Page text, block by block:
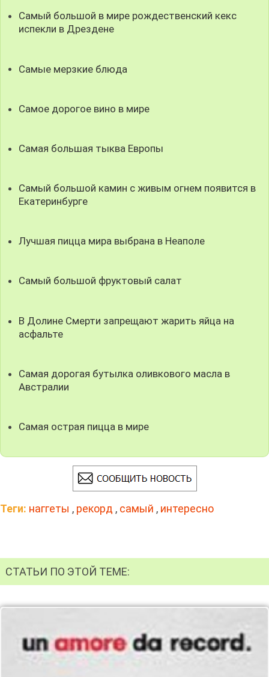
Cамый большой в мире рождественский кекс
испекли в Дрездене
Самые мерзкие блюда
Самое дорогое вино в мире
Самая большая тыква Европы
Cамый большой камин с живым огнем появится в
Екатеринбурге
Лучшая пицца мира выбрана в Неаполе
Самый большой фруктовый салат
В Долине Смерти запрещают жарить яйца на
асфальте
Самая дорогая бутылка оливкового масла в
Австралии
Самая острая пицца в мире
Теги: наггеты , рекорд , самый , интересно
СТАТЬИ ПО ЭТОЙ ТЕМЕ: